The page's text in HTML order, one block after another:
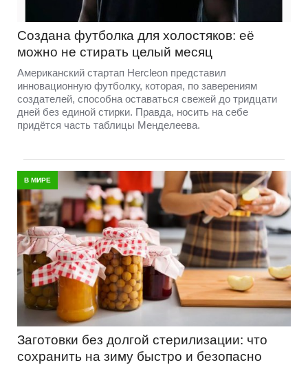
Создана футболка для холостяков: её
можно не стирать целый месяц
Американский стартап Hercleon представил
инновационную футболку, которая, по заверениям
создателей, способна оставаться свежей до тридцати
дней без единой стирки. Правда, носить на себе
придётся часть таблицы Менделеева.
В МИРЕ
Заготовки без долгой стерилизации: что
сохранить на зиму быстро и безопасно